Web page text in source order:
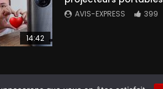
14:42
AVIS-EXPRESS 399